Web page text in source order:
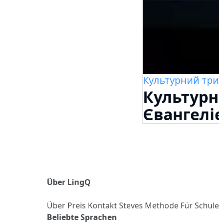
Культурний
Über LingQ
Über Preis KontaktSteves Methode Für
Beliebte Sprachen